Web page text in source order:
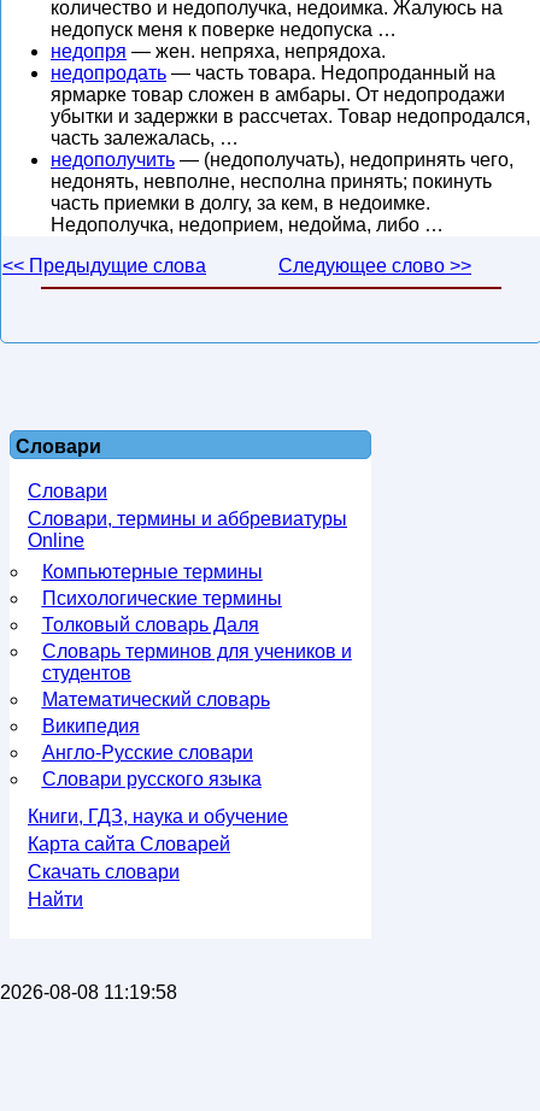
количество и недополучка, недоимка. Жалуюсь на
недопуск меня к поверке недопуска …
недопря — жен. непряха, непрядоха.
недопродать — часть товара. Недопроданный на
ярмарке товар сложен в амбары. От недопродажи
убытки и задержки в рассчетах. Товар недопродался,
часть залежалась, …
недополучить — (недополучать), недопринять чего,
недонять, невполне, несполна принять; покинуть
часть приемки в долгу, за кем, в недоимке.
Недополучка, недоприем, недойма, либо …
<< Предыдущие слова
Следующее слово >>
Словари
Словари
Словари, термины и аббревиатуры
Online
Компьютерные термины
Психологические термины
Толковый словарь Даля
Словарь терминов для учеников и
студентов
Математический словарь
Википедия
Англо-Русские словари
Словари русского языка
Книги, ГДЗ, наука и обучение
Карта сайта Словарей
Скачать словари
Найти
2026-08-08 11:19:58